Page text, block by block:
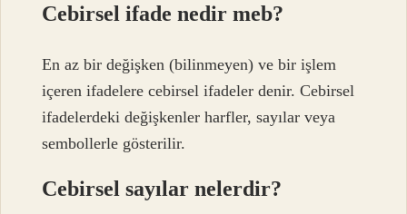
Cebirsel ifade nedir meb?
En az bir değişken (bilinmeyen) ve bir işlem
içeren ifadelere cebirsel ifadeler denir. Cebirsel
ifadelerdeki değişkenler harfler, sayılar veya
sembollerle gösterilir.
Cebirsel sayılar nelerdir?